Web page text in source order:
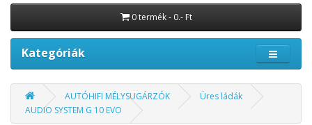
0 termék - 0.- Ft
Kategóriák
AUTÓHIFI MÉLYSUGÁRZÓK
Üres ládák
AUDIO SYSTEM G 10 EVO